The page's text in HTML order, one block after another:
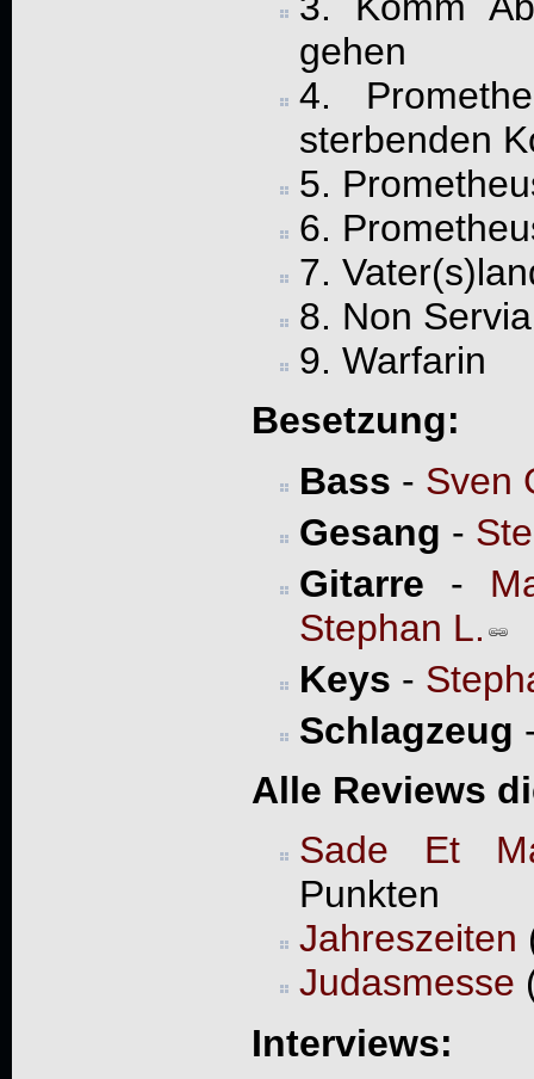
gehen
4.
sterbenden
5.
6.
7.
8. Non
9. Warfarin
Besetzung:
Bass - Sven
Gesang -
Gitarre -
Stephan L.
Keys -
Schlagzeug
Alle Reviews
Sade Et
Punkten
Jahreszeiten
Judasmesse
Interviews: